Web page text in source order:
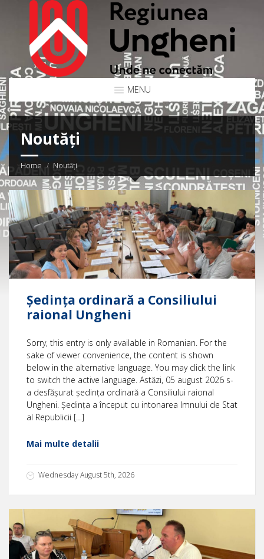
MENU
Noutăți
Home Noutăți
Ședința ordinară a Consiliului
raional Ungheni
Sorry, this entry is only available in Romanian. For the
sake of viewer convenience, the content is shown
below in the alternative language. You may click the link
to switch the active language. Astăzi, 05 august 2026 s-
a desfășurat ședința ordinară a Consiliului raional
Ungheni. Ședința a început cu intonarea Imnului de Stat
al Republicii […]
Mai multe detalii
Wednesday August 5th, 2026